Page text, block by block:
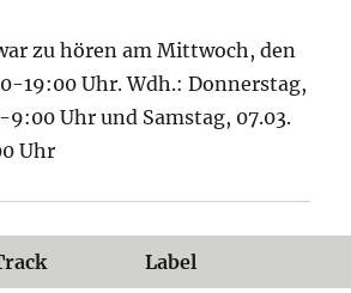
zu hören am Mittwoch, den
19:00 Uhr. Wdh.: Donnerstag,
9:00 Uhr und Samstag, 07.03.
Uhr
Label